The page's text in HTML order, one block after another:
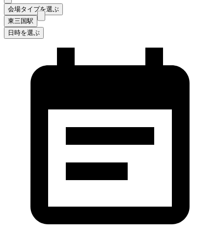
会場タイプを選ぶ
東三国駅
日時を選ぶ